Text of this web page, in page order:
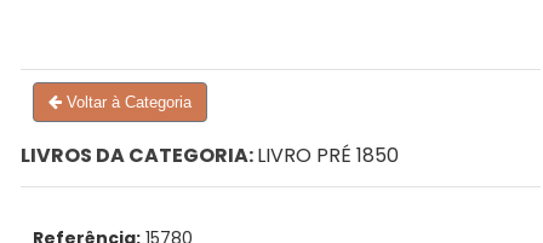
Voltar à Categoria
LIVROS DA CATEGORIA:LIVRO PRÉ 1850
Referência: 15780